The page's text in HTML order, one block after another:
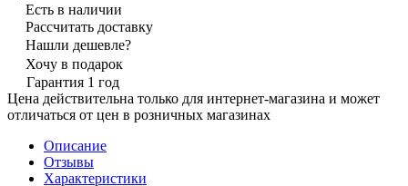
Есть в наличии
Рассчитать доставку
Нашли дешевле?
Хочу в подарок
Гарантия 1 год
Цена действительна только для интернет-магазина и может
отличаться от цен в розничных магазинах
Описание
Отзывы
Характеристики